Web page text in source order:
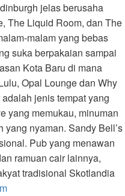
jelas berusaha
The Liquid Room, dan The
malam yang bebas
suka berpakaian sampai
Kota Baru di mana
Opal Lounge dan Why
jenis tempat yang
yang memukau, minuman
yang nyaman. Sandy Bell’s
Pub yang menawan
ramuan cair lainnya,
tradisional Skotlandia